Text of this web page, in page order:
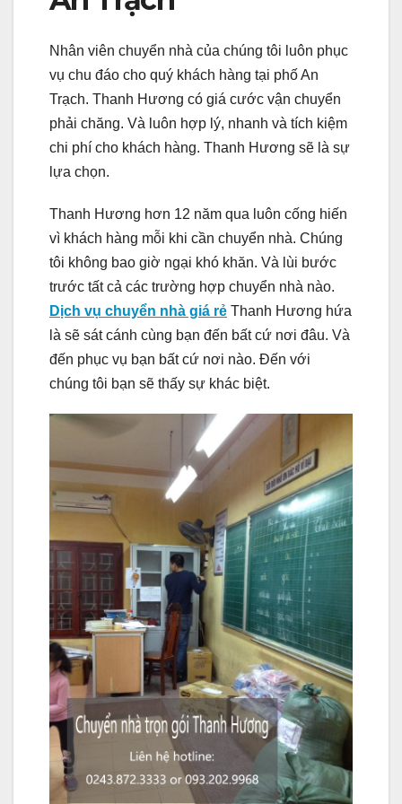
Nhân viên chuyển nhà của chúng tôi luôn phục
vụ chu đáo cho quý khách hàng tại phố An
Trạch. Thanh Hương có giá cước vận chuyển
phải chăng. Và luôn hợp lý, nhanh và tích kiệm
chi phí cho khách hàng. Thanh Hương sẽ là sự
lựa chọn.
Thanh Hương hơn 12 năm qua luôn cống hiến
vì khách hàng mỗi khi cần chuyển nhà. Chúng
tôi không bao giờ ngại khó khăn. Và lùi bước
trước tất cả các trường hợp chuyển nhà nào.
Dịch vụ chuyển nhà giá rẻ Thanh Hương hứa
là sẽ sát cánh cùng bạn đến bất cứ nơi đâu. Và
đến phục vụ bạn bất cứ nơi nào. Đến với
chúng tôi bạn sẽ thấy sự khác biệt.